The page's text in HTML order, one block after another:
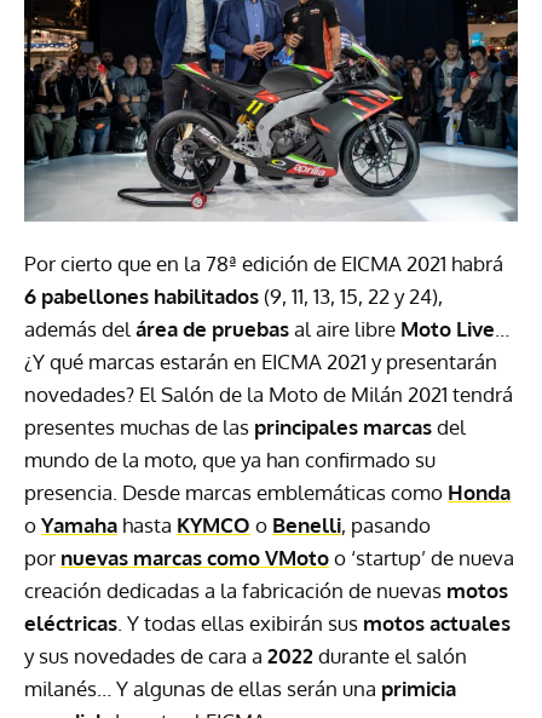
Por cierto que en la 78ª edición de EICMA 2021 habrá
6 pabellones habilitados(9, 11, 13, 15, 22 y 24),
además del área de pruebasal aire libre Moto Live
¿Y qué marcas estarán en EICMA 2021 y presentarán
novedades? El Salón de la Moto de Milán 2021 tendrá
presentes muchas de las principales marcasdel
mundo de la moto, que ya han confirmado su
presencia. Desde marcas emblemáticas como Honda
oYamaha hasta KYMCO o Benelli, pasando
por nuevas marcas como VMotoo ‘startup’ de nueva
creación dedicadas a la fabricación de nuevas motos
eléctricas . Y todas ellas exibirán sus motos actuales
y sus novedades de cara a 2022 durante el salón
milanés… Y algunas de ellas serán una primicia